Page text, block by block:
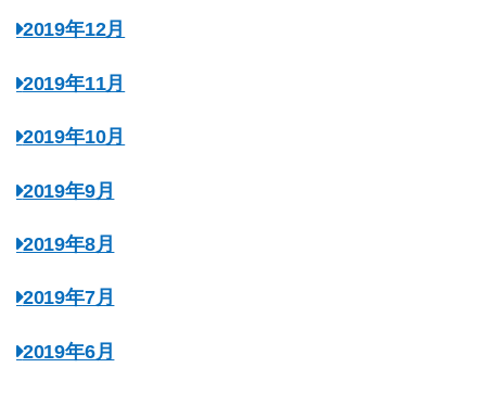
2019年12月
2019年11月
2019年10月
2019年9月
2019年8月
2019年7月
2019年6月